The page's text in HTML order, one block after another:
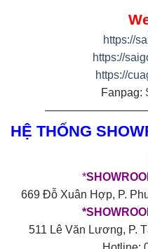
https://
https://
https://
Fanpag:
HỆ THỐNG
*
669 Đỗ Xuân Hợp, P.
511 Lê Văn Lương, P.